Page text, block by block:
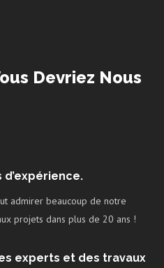
Devriez Nous
d’expérience.
admirer beaucoup de notre
projets dans plus de 20 ans !
experts et des travaux